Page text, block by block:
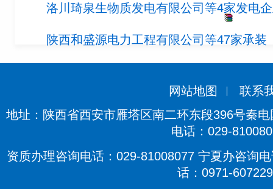
洛川琦泉生物质发电有限公司等4家发电
陕西和盛源电力工程有限公司等47家承
网站地图
联系
地址：陕西省西安市雁塔区南二环东段396号秦
电话：029-
资质办理咨询电话：029-81008077 宁夏办咨询
话：0971-